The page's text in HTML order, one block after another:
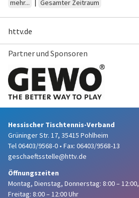
mehr...
Gesamter Zeitraum
httv.de
Partner und Sponsoren
Hessischer Tischtennis-Verband
Grüninger Str. 17, 35415 Pohlheim
Tel 06403/9568-0 • Fax: 06403/9568-13
geschaeftsstelle@httv.de
Öffnungszeiten
Montag, Dienstag, Donnerstag: 8:00 – 12:00,
Freitag: 8:00 – 12:00 Uhr